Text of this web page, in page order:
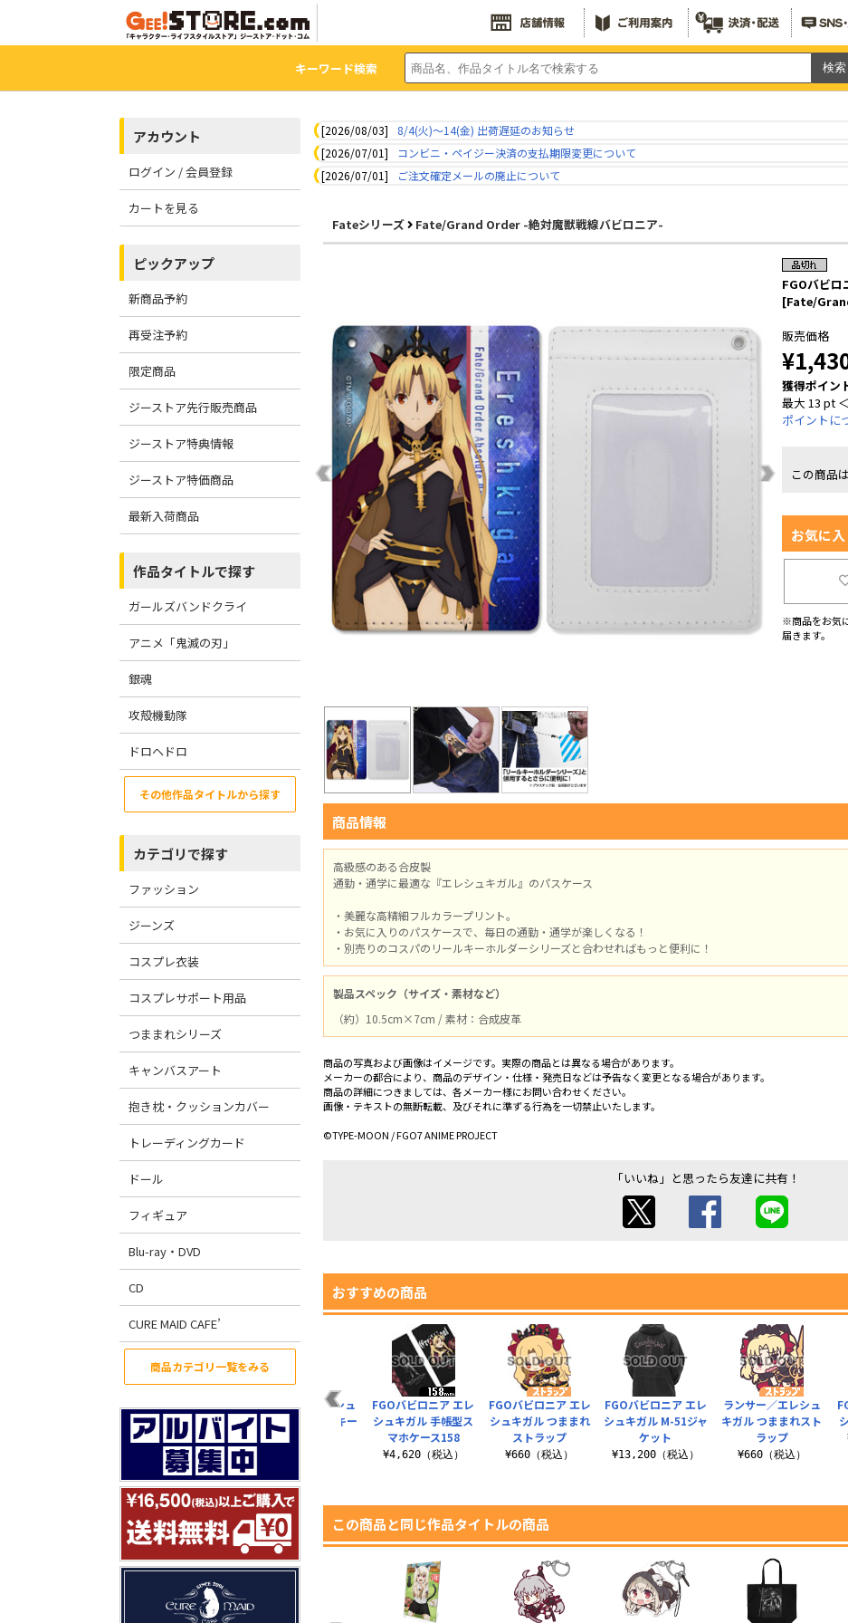
キーワード検索
アカウント
ログイン / 会員登録
カートを見る
ピックアップ
新商品予約
再受注予約
限定商品
ジーストア先行販売商品
ジーストア特典情報
ジーストア特価商品
最新入荷商品
作品タイトルで探す
ガールズバンドクライ
アニメ「鬼滅の刃」
銀魂
攻殻機動隊
ドロヘドロ
その他作品タイトルから探す
カテゴリで探す
ファッション
ジーンズ
コスプレ衣装
コスプレサポート用品
つままれシリーズ
キャンバスアート
抱き枕・クッションカバー
トレーディングカード
ドール
フィギュア
Blu-ray・DVD
CD
CURE MAID CAFE’
商品カテゴリ一覧をみる
[2026/08/03]
8/4(火)～14(金) 出荷遅延のお知らせ
[2026/07/01]
コンビニ・ペイジー決済の支払期限変更について
[2026/07/01]
ご注文確定メールの廃止について
Fateシリーズ Fate/Grand Order -絶対魔獣戦線バビロニア-
FGOバビロ
[Fate/
販売価格
獲得ポイン
最大 13 pt
ポイントに
この商品
お気に
※商品をお気
届きます。
商品情報
高級感のある合皮製
通勤・通学に最適な『エレシュキガル』のパスケース
・美麗な高精細フルカラープリント。
・お気に入りのパスケースで、毎日の通勤・通学が楽しくなる！
・別売りのコスパのリールキーホルダーシリーズと合わせればもっと便利に！
製品スペック（サイズ・素材など）
（約）10.5cm×7cm / 素材：合成皮革
商品の写真および画像はイメージです。実際の商品とは異なる場合があります。
メーカーの都合により、商品のデザイン・仕様・発売日などは予告なく変更となる場合があります。
商品の詳細につきましては、各メーカー様にお問い合わせください。
画像・テキストの無断転載、及びそれに準ずる行為を一切禁止いたします。
©TYPE-MOON / FGO7 ANIME PROJECT
「いいね」と思ったら友達に共有！
おすすめの商品
FGOバビロニア エレ
シュキガル M-51ジャ
ケット
¥13,200（税込）
ランサー／エレシュ
キガル つままれスト
ラップ
¥660（税込）
FGOバビロニア エレ
シュキガル 両面フル
グラフィックTシャ..
¥6,600（税込）
ランサー／エレシュ
キガル つままれキー
ホルダー
FGOバビロニア エレ
シュキガル 手帳型ス
マホケース158
¥4,620（税込）
FGOバビロニア エレ
シュキガル つままれ
ストラップ
¥660（税込）
この商品と同じ作品タイトルの商品